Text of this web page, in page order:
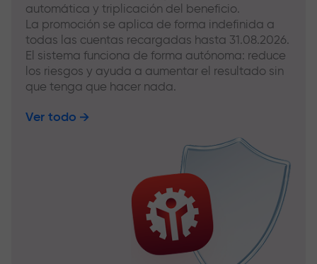
automática y triplicación del beneficio.
La promoción se aplica de forma indefinida a
todas las cuentas recargadas hasta 31.08.2026.
El sistema funciona de forma autónoma: reduce
los riesgos y ayuda a aumentar el resultado sin
que tenga que hacer nada.
Ver todo